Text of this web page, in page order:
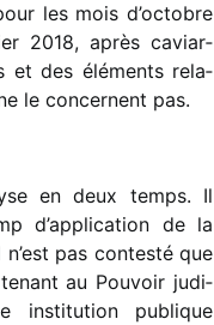
les mois d’oc­tobre
2018, après caviar­
et des éléments rela­
le concernent pas.
en deux temps. Il
d’application de la
n’est pas contesté que
au Pouvoir judi­
insti­tu­tion publique